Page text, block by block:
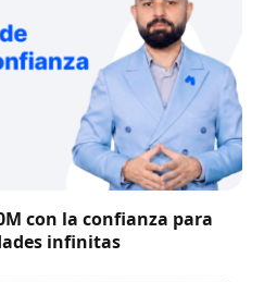
con la confianza para
infinitas